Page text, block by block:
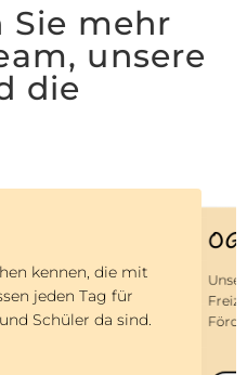
Sie mehr
unsere
die
und